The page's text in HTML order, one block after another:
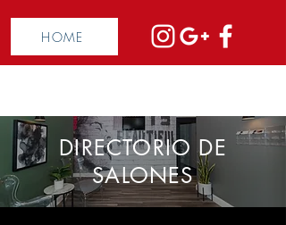
HOME
DIRECTORIO DE
SALONES